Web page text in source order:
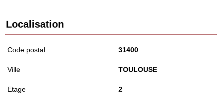
Localisation
Code postal 31400
Ville TOULOUSE
Etage 2